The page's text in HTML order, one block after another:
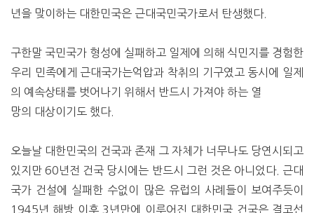
년을 맞이하는 대한민국은 근대국민국가로서 탄생했다.
구한말 국민국가 형성에 실패하고 일제에 의해 식민지를 경험한
우리 민족에게 근대국가는억압과 착취의 기구였고 동시에 일제
의 예속상태를 벗어나기 위해서 반드시 가져야 하는 열
망의 대상이기도 했다.
오늘날 대한민국의 건국과 존재 그 자체가 너무나도 당연시되고
있지만 60년전 건국 당시에는 반드시 그런 것은 아니었다. 근대
국가 건설에 실패한 수없이 많은 유럽의 사례들이 보여주듯이
1945년 해방 이후 3년만에 이루어진 대한민국 건국은 결코선